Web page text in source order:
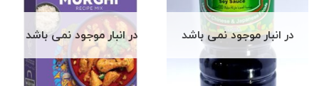
در انبار موجود نمی باشد در انبار موجود نمی باشد